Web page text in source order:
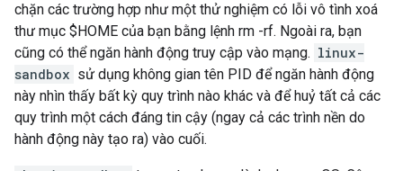
chặn các trường hợp như một thử nghiệm có lỗi vô tình xoá
thư mục $HOME của bạn bằng lệnh rm -rf. Ngoài ra, bạn
cũng có thể ngăn hành động truy cập vào mạng. linux-
sandbox sử dụng không gian tên PID để ngăn hành động
này nhìn thấy bất kỳ quy trình nào khác và để huỷ tất cả các
quy trình một cách đáng tin cậy (ngay cả các trình nền do
hành động này tạo ra) vào cuối.